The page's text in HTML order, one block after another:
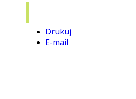
Drukuj
E-mail